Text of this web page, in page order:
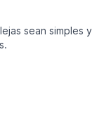
sean simples y